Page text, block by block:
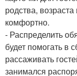
родства,
комфортно.
- Распределить
будет помогать в
рассаживать
занимался